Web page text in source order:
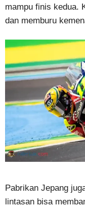
mampu finis kedua.
dan memburu
Pabrikan Jepang
lintasan bisa